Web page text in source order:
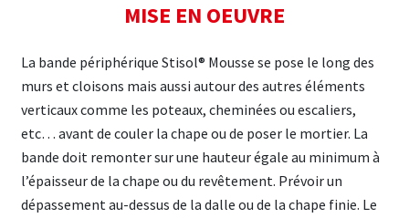
MISE EN OEUVRE
La bande périphérique Stisol® Mousse se pose le long des
murs et cloisons mais aussi autour des autres éléments
verticaux comme les poteaux, cheminées ou escaliers,
etc… avant de couler la chape ou de poser le mortier. La
bande doit remonter sur une hauteur égale au minimum à
l’épaisseur de la chape ou du revêtement. Prévoir un
dépassement au-dessus de la dalle ou de la chape finie. Le